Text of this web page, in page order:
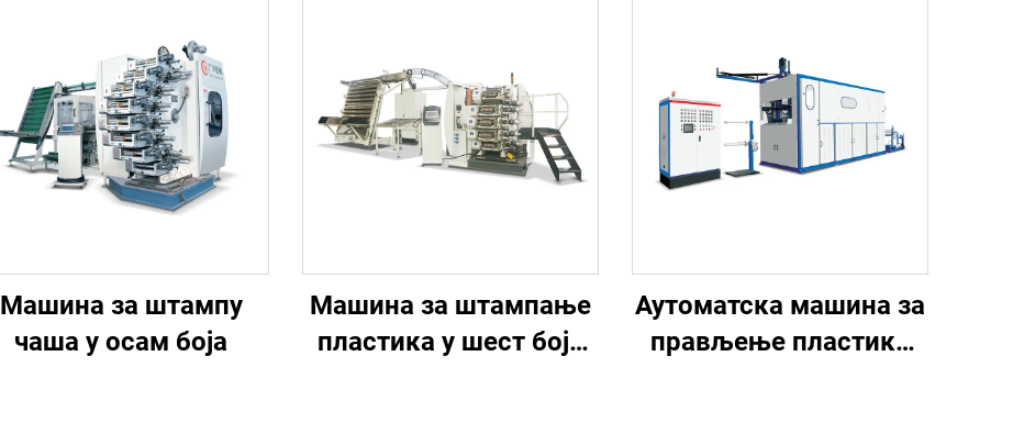
Машина за штампу
чаша у осам боја
Машина за штампање
пластика у шест боја
Аутоматска машина за
прављење пластика